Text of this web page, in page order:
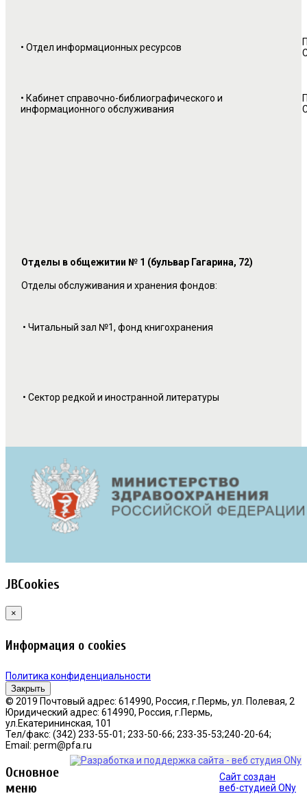
• Отдел информационных ресурсов
• Кабинет справочно-библиографического и
информационного обслуживания
Отделы в общежитии № 1 (бульвар Гагарина, 72)
Отделы обслуживания и хранения фондов:
• Читальный зал №1, фонд книгохранения
• Сектор редкой и иностранной литературы
JBCookies
×
Информация о cookies
Политика конфиденциальности
Закрыть
© 2019 Почтовый адрес: 614990, Россия, г.Пермь, ул. Полевая, 2
Юридический адрес: 614990, Россия, г.Пермь,
ул.Екатерининская, 101
Тел/факс: (342) 233-55-01; 233-50-66; 233-35-53;240-20-64;
Email: perm@pfa.ru
Сайт создан
веб-студией ONy
Основное
меню